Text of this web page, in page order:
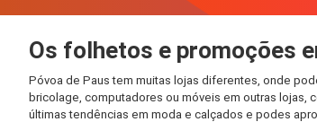
Os folhetos e promoções
Póvoa de Paus tem muitas lojas diferentes, onde
bricolage, computadores ou móveis em outras lojas,
últimas tendências em moda e calçados e podes